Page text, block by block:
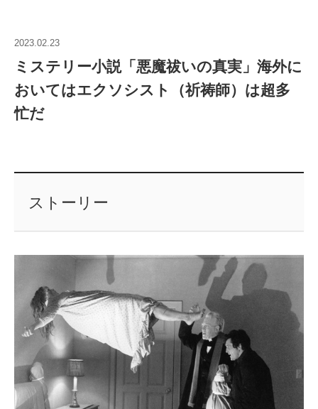
2023.02.23
ミステリー小説「悪魔祓いの真実」海外に
おいてはエクソシスト（祈祷師）は超多
忙だ
ストーリー